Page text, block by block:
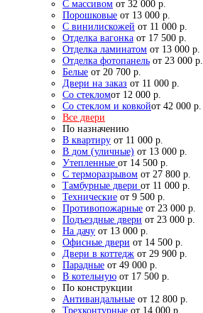
С массивом от 32 000 р.
Порошковые от 13 000 р.
С винилискожей от 11 000 р.
Отделка вагонка от 17 500 р.
Отделка ламинатом от 13 000 р.
Отделка фотопанель от 23 000 р.
Белые от 20 700 р.
Двери на заказ от 11 000 р.
Со стекломот 12 000 р.
Со стеклом и ковкойот 42 000 р.
Все двери
По назначению
В квартиру от 11 000 р.
В дом (уличные) от 13 000 р.
Утепленные от 14 500 р.
С терморазрывом от 27 800 р.
Тамбурные двери от 11 000 р.
Технические от 9 500 р.
Противопожарные от 23 000 р.
Подъездные двери от 23 000 р.
На дачу от 13 000 р.
Офисные двери от 14 500 р.
Двери в коттедж от 29 900 р.
Парадные от 49 000 р.
В котельную от 17 500 р.
По конструкции
Антивандальные от 12 800 р.
Трехконтурные от 14 000 р.